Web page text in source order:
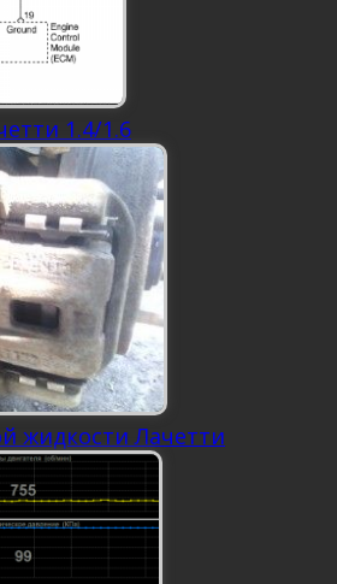
1.4/1.6
жидкости Лачетти